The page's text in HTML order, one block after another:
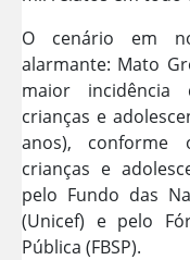
O cenário em
alarmante: Mato
maior incidência
crianças e
anos), conforme
crianças e
pelo Fundo das
(Unicef) e pelo
Pública (FBSP).